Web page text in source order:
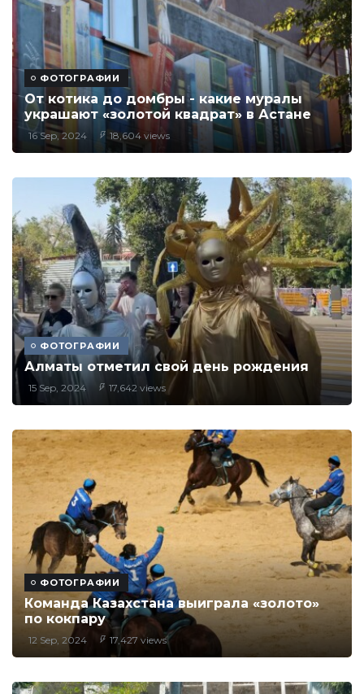
ФОТОГРАФИИ
От котика до домбры - какие муралы
украшают «золотой квадрат» в Астане
16 Sep, 2024 18,604 views
ФОТОГРАФИИ
Алматы отметил свой день рождения
15 Sep, 2024 17,642 views
ФОТОГРАФИИ
Команда Казахстана выиграла «золото»
по кокпару
12 Sep, 2024 17,427 views